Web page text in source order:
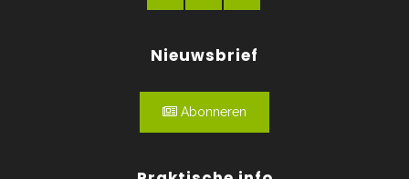
Nieuwsbrief
Abonneren